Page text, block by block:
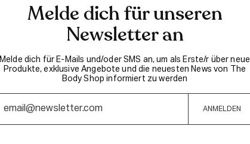
Melde dich für unseren
Newsletter an
Melde dich für E-Mails und/oder SMS an, um als Erste/r über neue
Produkte, exklusive Angebote und die neuesten News von The
Body Shop informiert zu werden
ANMELDEN